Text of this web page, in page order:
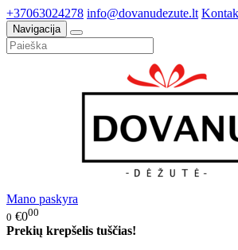
+37063024278 info@dovanudezute.lt
Navigacija
Mano paskyra
0 €000
Prekių krepšelis tuščias!